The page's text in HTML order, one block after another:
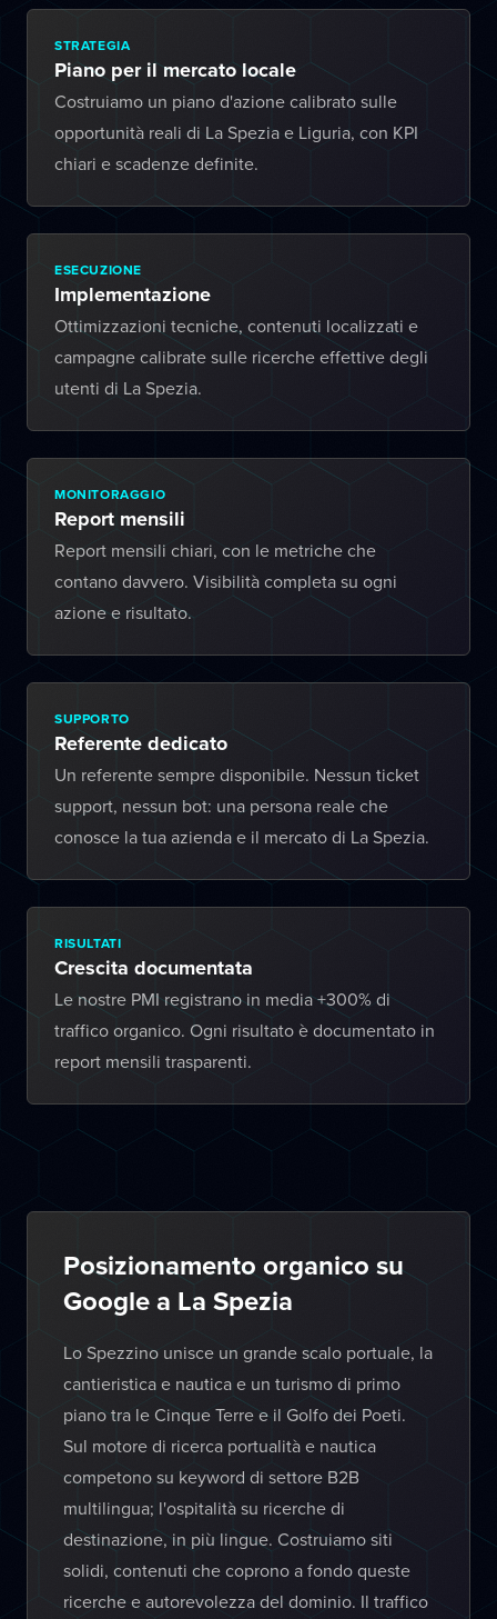
STRATEGIA
Piano per il mercato locale
Costruiamo un piano d'azione calibrato sulle
opportunità reali di La Spezia e Liguria, con KPI
chiari e scadenze definite.
ESECUZIONE
Implementazione
Ottimizzazioni tecniche, contenuti localizzati e
campagne calibrate sulle ricerche effettive degli
utenti di La Spezia.
MONITORAGGIO
Report mensili
Report mensili chiari, con le metriche che
contano davvero. Visibilità completa su ogni
azione e risultato.
SUPPORTO
Referente dedicato
Un referente sempre disponibile. Nessun ticket
support, nessun bot: una persona reale che
conosce la tua azienda e il mercato di La Spezia.
RISULTATI
Crescita documentata
Le nostre PMI registrano in media +300% di
traffico organico. Ogni risultato è documentato in
report mensili trasparenti.
Posizionamento organico su
Google a La Spezia
Lo Spezzino unisce un grande scalo portuale, la
cantieristica e nautica e un turismo di primo
piano tra le Cinque Terre e il Golfo dei Poeti.
Sul motore di ricerca portualità e nautica
competono su keyword di settore B2B
multilingua; l'ospitalità su ricerche di
destinazione, in più lingue. Costruiamo siti
solidi, contenuti che coprono a fondo queste
ricerche e autorevolezza del dominio. Il traffico